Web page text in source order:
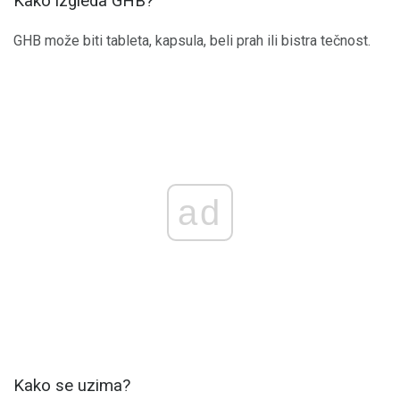
GHB može biti tableta, kapsula, beli prah ili bistra tečnost.
ad
Kako se uzima?